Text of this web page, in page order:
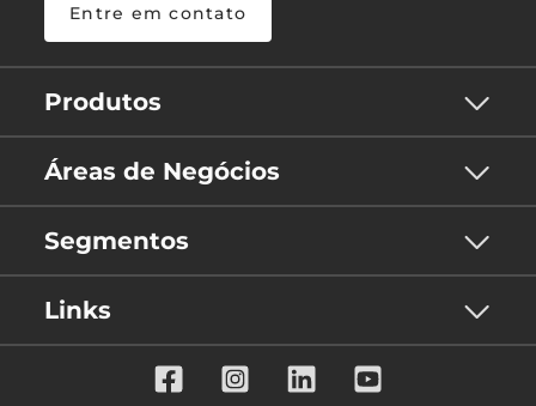
Entre em contato
Produtos
Áreas de Negócios
Segmentos
Links